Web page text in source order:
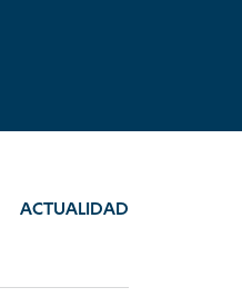
ACTUALIDAD